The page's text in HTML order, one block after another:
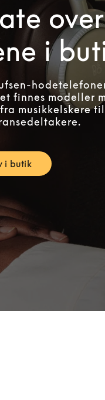
i
finnes modeller
musikkelskere
i butik
Link Opens in New Tab